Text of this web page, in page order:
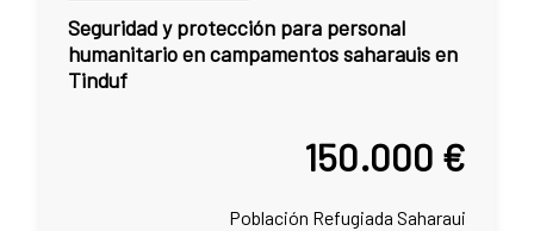
Seguridad y protección para personal
humanitario en campamentos saharauis en
Tinduf
150.000 €
Población Refugiada Saharaui